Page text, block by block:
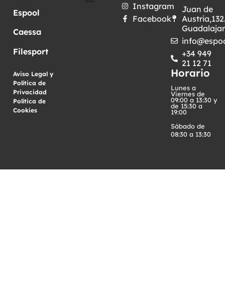
Espool
Caessa
Filesport
Aviso Legal y
Política de
Privacidad
Política de
Cookies
Instagram
Facebook
Juan de
+34 949
21 12 71
Horario
Lunes a
Viernes de
09:00 a 13:30 y
de 15:30 a
19:00
Sábado de
08:30 a 13:30